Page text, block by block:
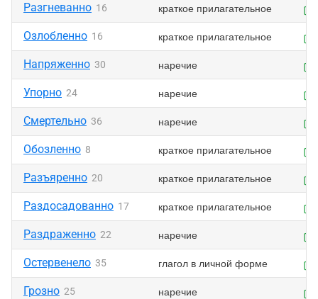
Разгневанно 16 краткое прилагательное
Озлобленно 16 краткое прилагательное
Напряженно 30 наречие
Упорно 24 наречие
Смертельно 36 наречие
Обозленно 8 краткое прилагательное
Разъяренно 20 краткое прилагательное
Раздосадованно 17 краткое прилагательное
Раздраженно 22 наречие
Остервенело 35 глагол в личной форме
Грозно 25 наречие